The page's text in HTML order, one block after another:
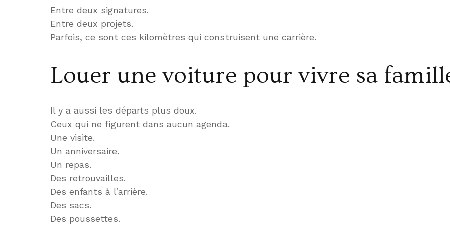
Entre deux signatures.
Entre deux projets.
Parfois, ce sont ces kilomètres qui construisent une carrière.
Louer une voiture pour vivre sa
Il y a aussi les départs plus doux.
Ceux qui ne figurent dans aucun agenda.
Une visite.
Un anniversaire.
Un repas.
Des retrouvailles.
Des enfants à l’arrière.
Des sacs.
Des poussettes.